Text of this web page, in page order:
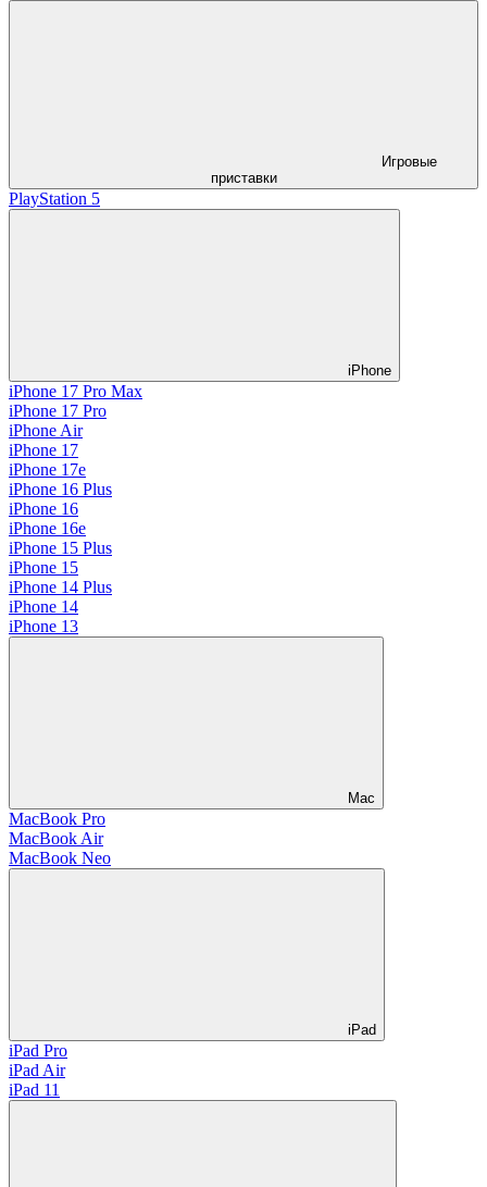
Игровые
приставки
PlayStation 5
iPhone
iPhone 17 Pro Max
iPhone 17 Pro
iPhone Air
iPhone 17
iPhone 17e
iPhone 16 Plus
iPhone 16
iPhone 16e
iPhone 15 Plus
iPhone 15
iPhone 14 Plus
iPhone 14
iPhone 13
Mac
MacBook Pro
MacBook Air
MacBook Neo
iPad
iPad Pro
iPad Air
iPad 11